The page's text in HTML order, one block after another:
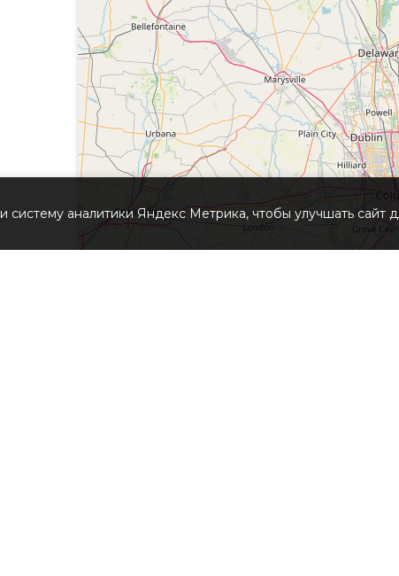
и систему аналитики Яндекс Метрика, чтобы улучшать сайт